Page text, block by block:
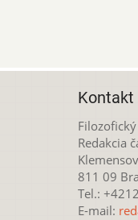
Kontakt
Redakcia
811 09
Tel.:
E-mail: